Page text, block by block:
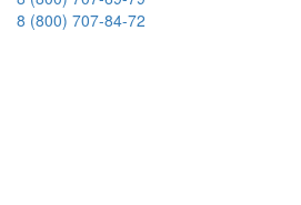
8 (800) 707-84-72